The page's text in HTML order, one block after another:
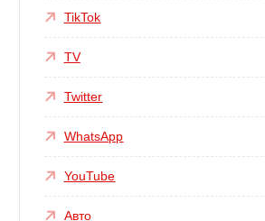
TikTok
TV
Twitter
WhatsApp
YouTube
Авто